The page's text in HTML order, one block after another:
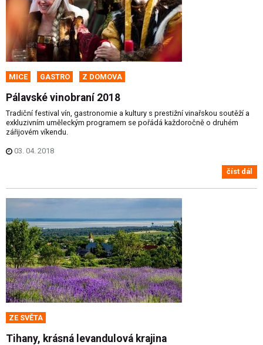
MICE GASTRO Z DOMOVA
Pálavské vinobraní 2018
Tradiční festival vín, gastronomie a kultury s prestižní vinařskou soutěží a
exkluzivním uměleckým programem se pořádá každoročně o druhém
zářijovém víkendu.
03. 04. 2018
číst dál
ZE SVĚTA
Tihany, krásná levandulová krajina